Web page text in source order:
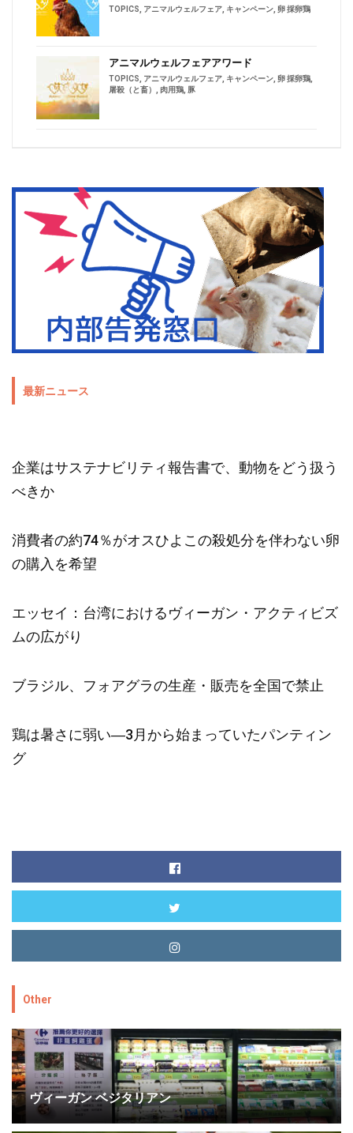
TOPICS アニマルウェルフェア キャンペーン 卵 採卵鶏
アニマルウェルフェアアワード
TOPICS アニマルウェルフェア キャンペーン 卵 採卵鶏
屠殺（と畜）
肉用鶏 豚
最新ニュース
企業はサステナビリティ報告書で、動物をどう扱う
べきか
消費者の約74％がオスひよこの殺処分を伴わない卵
の購入を希望
エッセイ：台湾におけるヴィーガン・アクティビズ
ムの広がり
ブラジル、フォアグラの生産・販売を全国で禁止
鶏は暑さに弱い―3月から始まっていたパンティン
グ
Other
ヴィーガン ベジタリアン